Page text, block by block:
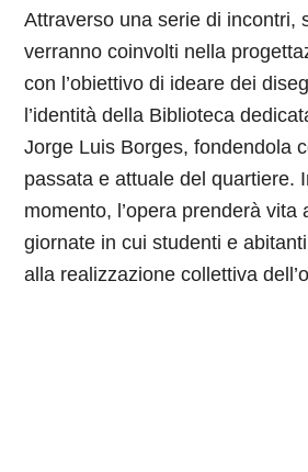
Attraverso una serie di incontri,
verranno coinvolti nella
con l’obiettivo di ideare dei
l’identità della Biblioteca
Jorge Luis Borges, fondendola
passata e attuale del quartiere.
momento, l’opera prenderà vita
giornate in cui studenti e
alla realizzazione collettiva